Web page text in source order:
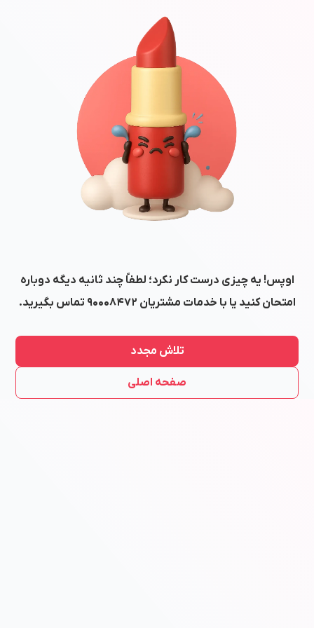
اوپس! یه چیزی درست کار نکرد؛ لطفاً چند ثانیه دیگه دوباره
امتحان کنید یا با خدمات مشتریان ۹۰۰۰۸۴۷۲ تماس بگیرید.
تلاش مجدد
صفحه اصلی